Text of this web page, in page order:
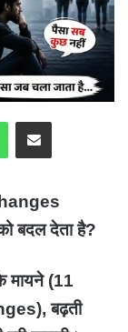
WhatsAppShare via Email
बदल देता है?
मायने (11
बढ़ती